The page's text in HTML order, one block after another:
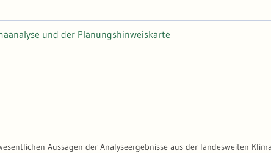
und der Planungshinweiskarte
Aussagen der Analyseergebnisse aus der landesweiten